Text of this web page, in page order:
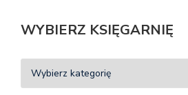
WYBIERZ KSIĘGARNIĘ